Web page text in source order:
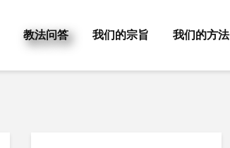
教法问答 我们的宗旨 我们的方法